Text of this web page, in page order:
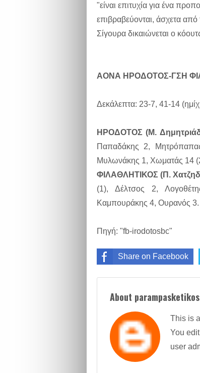
"είναι επιτυχία για ένα
επιβραβεύονται, άσχετα
Σίγουρα δικαιώνεται ο
ΑΟΝΑ ΗΡΟΔΟΤΟΣ-ΓΣΗ
Δεκάλεπτα: 23-7, 41-14
ΗΡΟΔΟΤΟΣ (Μ.
Παπαδάκης 2,
Μυλωνάκης 1, Χωματάς 14
ΦΙΛΑΘΛΗΤΙΚΟΣ (Π.
(1), Δέλτσος 2,
Καμπουράκης 4, Ουρανός 3.
Πηγή: "fb-irodotosbc"
Share on Facebook
About parampasketikos
This is
You
user